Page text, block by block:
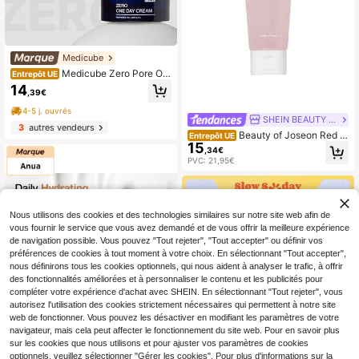
Medicube
Entrepôt UE Medicube Zero Pore On
e Day Cream 50ML Crème Anti Por
es Hydratante Korean Skincare Por
e Tightening Cream Niacinamide Cr
eam BHA Cream Kbeauty Soin Visa
ge Pour Peau Mixte Grasse Imperfe
exture Care Sebum Control Cream
14 ,39€
4-5 j. ouvrés
3autres vendeurs
SHEIN BEAUTY - BRANDS
Entrepôt UE Beauty of Joseon Red B
ean Water Gel Moisturizer 100 ml –
Moisturizer, Hydrating, For Oily Ski
n, Pink, Red Bean Extract, Suitable
For Daily Skincare Routine
15 ,34€
PVC: 21,95€
Nous utilisons des cookies et des technologies similaires sur notre site web afin de
vous fournir le service que vous avez demandé et de vous offrir la meilleure expérience
de navigation possible. Vous pouvez "Tout rejeter", "Tout accepter" ou définir vos
préférences de cookies à tout moment à votre choix. En sélectionnant "Tout accepter",
nous définirons tous les cookies optionnels, qui nous aident à analyser le trafic, à offrir
des fonctionnalités améliorées et à personnaliser le contenu et les publicités pour
compléter votre expérience d'achat avec SHEIN. En sélectionnant "Tout rejeter", vous
autorisez l'utilisation des cookies strictement nécessaires qui permettent à notre site
web de fonctionner. Vous pouvez les désactiver en modifiant les paramètres de votre
navigateur, mais cela peut affecter le fonctionnement du site web. Pour en savoir plus
sur les cookies que nous utilisons et pour ajuster vos paramètres de cookies
optionnels, veuillez sélectionner "Gérer les cookies". Pour plus d'informations sur la